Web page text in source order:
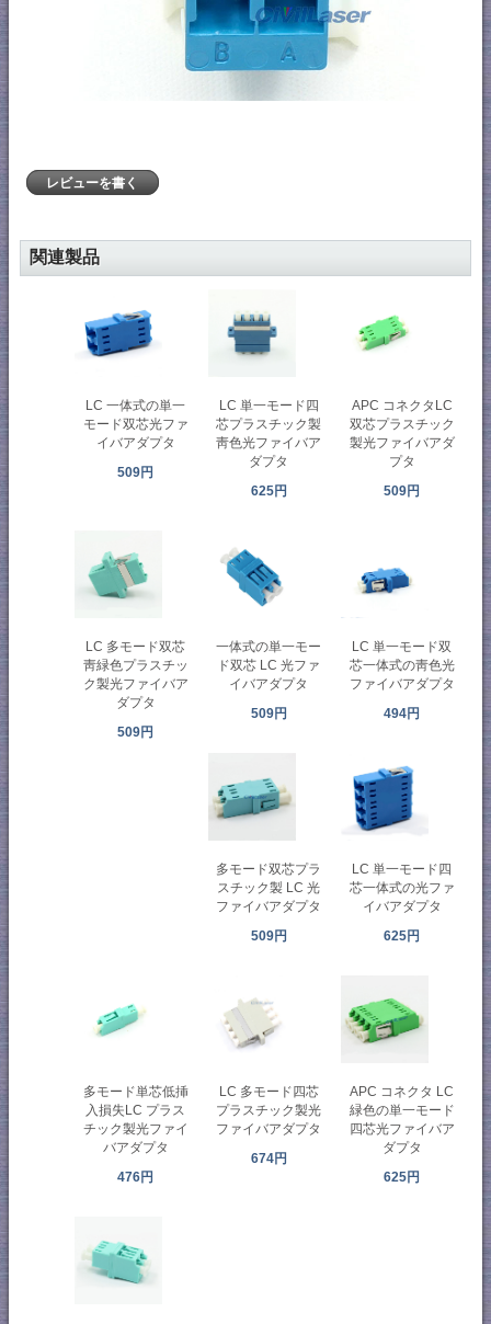
レビューを書く
関連製品
LC 一体式の単一
モード双芯光ファ
イバアダプタ
509円
LC 単一モード四
芯プラスチック製
靑色光ファイバア
ダプタ
625円
APC コネクタLC
双芯プラスチック
製光ファイバアダ
プタ
509円
LC 多モード双芯
靑緑色プラスチッ
ク製光ファイバア
ダプタ
509円
一体式の単一モー
ド双芯 LC 光ファ
イバアダプタ
509円
LC 単一モード双
芯一体式の靑色光
ファイバアダプタ
494円
多モード双芯プラ
スチック製 LC 光
ファイバアダプタ
509円
LC 単一モード四
芯一体式の光ファ
イバアダプタ
625円
多モード単芯低挿
入損失LC プラス
チック製光ファイ
バアダプタ
476円
LC 多モード四芯
プラスチック製光
ファイバアダプタ
674円
APC コネクタ LC
緑色の単一モード
四芯光ファイバア
ダプタ
625円